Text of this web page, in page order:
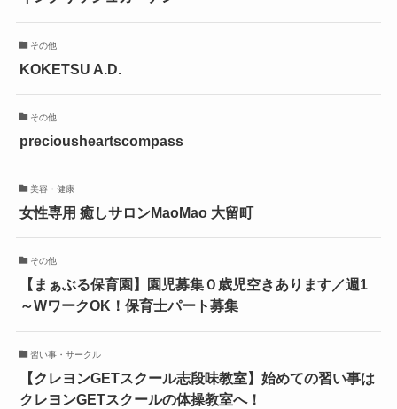
その他
KOKETSU A.D.
その他
preciousheartscompass
美容・健康
女性専用 癒しサロンMaoMao 大留町
その他
【まぁぶる保育園】園児募集０歳児空きあります／週1
～WワークOK！保育士パート募集
習い事・サークル
【クレヨンGETスクール志段味教室】始めての習い事は
クレヨンGETスクールの体操教室へ！